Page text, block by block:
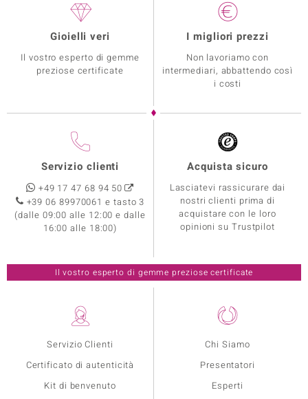
Servizio Clienti
Certificato di autenticità
Kit di benvenuto
Chi Siamo
Presentatori
Esperti
Gioielli veri
Il vostro esperto di gemme
preziose certificate
I migliori prezzi
Non lavoriamo con
intermediari, abbattendo così
i costi
Servizio clienti
+49 17 47 68 94 50
+39 06 89970061 e tasto 3
(dalle 09:00 alle 12:00 e dalle
16:00 alle 18:00)
Acquista sicuro
Lasciatevi rassicurare dai
nostri clienti prima di
acquistare con le loro
opinioni su Trustpilot
Il vostro esperto di gemme preziose certificate